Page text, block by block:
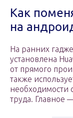
Как
на
На ранних
установлена
от прямого
также
необходимости
труда. Главное